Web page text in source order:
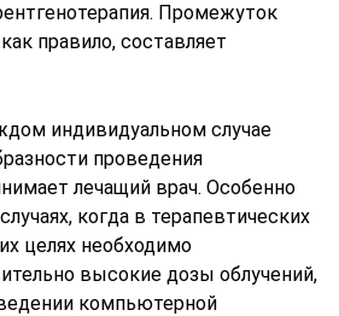
Промежуток
правило, составляет
индивидуальном случае
проведения
лечащий врач. Особенно
когда в терапевтических
целях необходимо
высокие дозы облучений,
компьютерной